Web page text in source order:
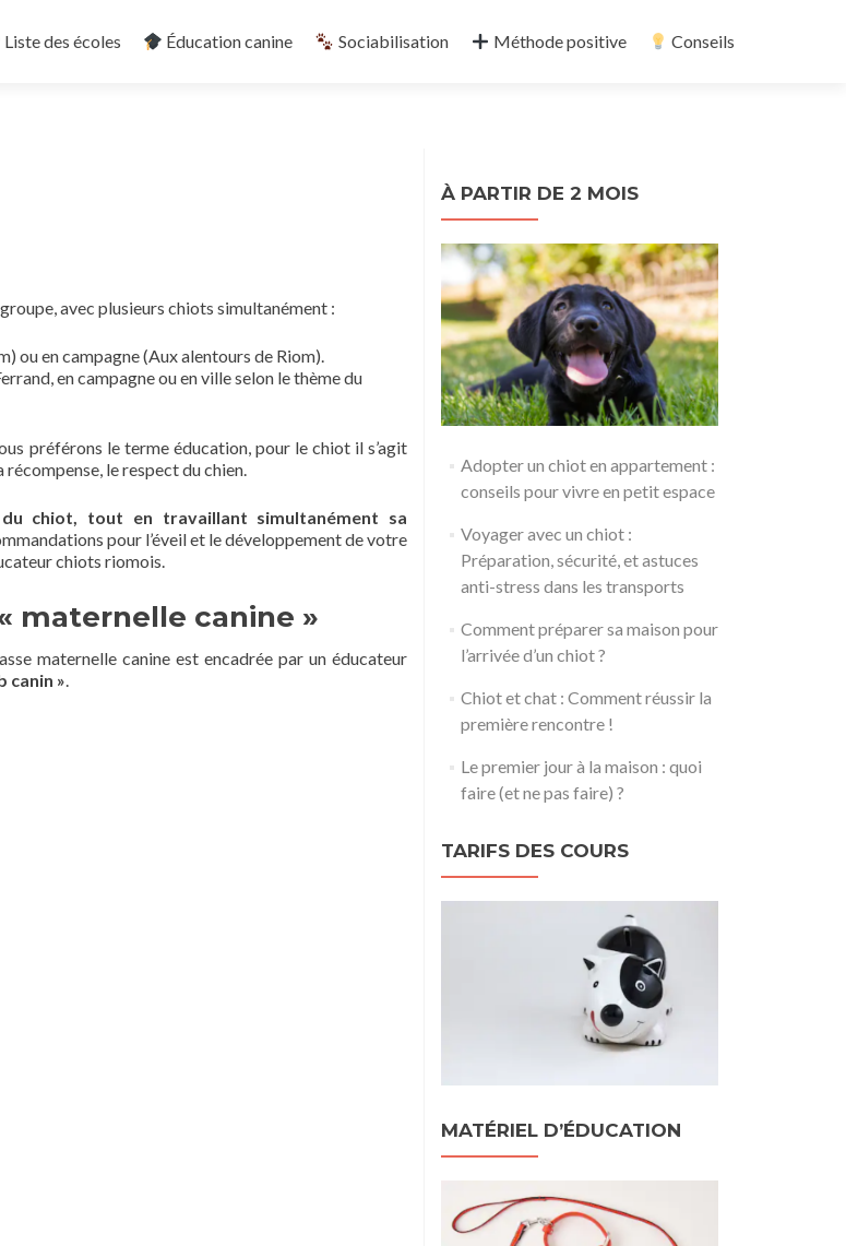
Liste des écoles Éducation canine Sociabilisation Méthode positive Conseils
avec plusieurs chiots simultanément :
ou en campagne (Aux alentours de Riom).
en campagne ou en ville selon le thème du
préférons le terme éducation, pour le chiot il s’agit
le respect du chien.
chiot, tout en travaillant simultanément sa
pour l’éveil et le développement de votre
chiots riomois.
maternelle canine »
maternelle canine est encadrée par un éducateur
canin ».
À PARTIR DE 2 MOIS
Adopter un chiot en appartement :
conseils pour vivre en petit espace
Voyager avec un chiot :
Préparation, sécurité, et astuces
anti-stress dans les transports
Comment préparer sa maison pour
l’arrivée d’un chiot ?
Chiot et chat : Comment réussir la
première rencontre !
Le premier jour à la maison : quoi
faire (et ne pas faire) ?
TARIFS DES COURS
MATÉRIEL D’ÉDUCATION